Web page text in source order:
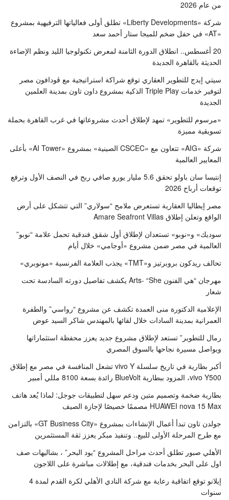
من عام 2026
شركة «Liberty Developments» تطلق أولى فعالياتها الترفيهية بمشروع
«AT» في حفل ضخم للميجا ستار أحمد سعد
20 أغسطس.. انطلاق الدورة الثامنة لمعرض تكنولوجيا الليد ونظم الإضاءة
الحديثة بالقاهرة الجديدة
سيتي إيدج للتطوير العقاري توقع شراكة استراتيجية مع ڤودافون مصر
لتوفير خدمات Triple Play الذكية بمشروع داون تاون بمدينة العلمين
الجديدة
«مرسوم للتطوير» تمهد لإطلاق أحدث مشروعاتها في غرب القاهرة بحملة
تسويقية مميزة
شركة «AIG» تتعاون مع «CSCEC الصينية» بمشروع «AI Tower» بأعلى
المعايير العالمية
إنتيسا سان باولو تحقق 5.6 مليار يورو صافي ربح في النصف الأول وترفع
توقعات أرباح 2026
مصر إيطاليا العقارية تستعرض ملامح “سولاري” التي تتشكل على أرض
الواقع وتعلن إطلاق Amare Seafront Villas
سوديك» و«نوبو» تستعدان لإطلاق أول شقق فندقية تحمل علامة “نوبو”
العالمية في مصر ضمن مشروع «أوجامي» خلال أيام
تحالف ريدكون بروبرتيز و«TMT» يجذب العلامة الفرنسية «مونوبري»
مهرجان “هي الفنون Arts- “She يكشف تفاصيل دورته السادسة تحت
شعار
الإعلامية الدكتورة منى العمدة تكشف عن مشروع “رواسي” والطفرة
العمرانية بمدينة السادات خلال لقائها بالمهندس شاكر السيد عوض
رمال للتطوير” تستعد لإطلاق مشروع جديد يعزز محفظة استثماراتها
ويواصل مسيرة نجاحها بالسوق المصري
أكبر بطارية في تاريخ سلسلة vivo Y تشعل المنافسة في مصر مع إطلاق
vivo Y500، المزود ببطارية BlueVolt رائدة بسعة 8100 مللي أمبير
بطارية ضخمة وتصميم متين ودعم سهل لتطبيقات جوجل: لماذا يُعد هاتف
HUAWEI nova 15 Max مصممًا خصيصًا لإجازة الصيف
جولدن تاون تبدأ أعمال الإنشاءات بمشروع «GT Business City» بالتزامن
مع طرح المرحلة الأولى للبيع.. وتنفيذ مبكر يعزز ثقة المستثمرين
الأهلي صبور تطلق أحدث مراحل المشروع “يود البحر” ، بشاليهات صف
اول على البحر بخدمات فندقية، مع إطلالات مباشرة على اللاجون
إيلانو توقع اتفاقية رعاية مع شركة النادي الأهلي لكرة القدم لمدة 4
سنوات